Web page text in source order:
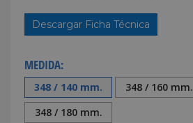
Descargar Ficha Técnica
MEDIDA:
348 / 140 mm.
348 / 160 mm.
348 / 180 mm.